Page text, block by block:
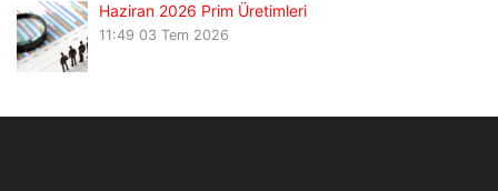
Haziran 2026 Prim Üretimleri
11:49 03 Tem 2026